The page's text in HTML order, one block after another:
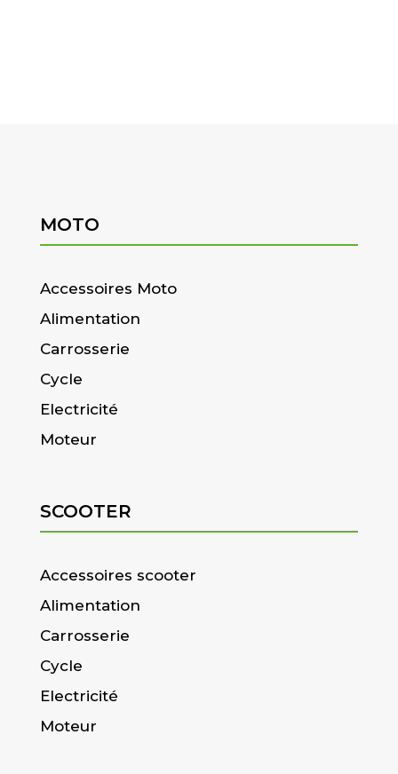
MOTO
Accessoires Moto
Alimentation
Carrosserie
Cycle
Electricité
Moteur
SCOOTER
Accessoires scooter
Alimentation
Carrosserie
Cycle
Electricité
Moteur